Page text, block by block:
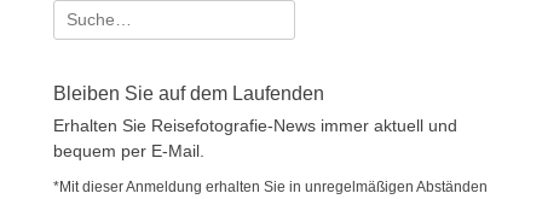
Suche
nach:
Bleiben Sie auf dem Laufenden
Erhalten Sie Reisefotografie-News immer aktuell und
bequem per E-Mail.
*Mit dieser Anmeldung erhalten Sie in unregelmäßigen Abständen